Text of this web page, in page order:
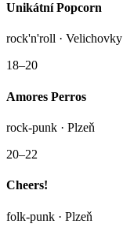
Unikátní Popcorn
rock'n'roll · Velichovky
18–20
Amores Perros
rock-punk · Plzeň
20–22
Cheers!
folk-punk · Plzeň